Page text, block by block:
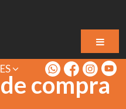
ES
compra